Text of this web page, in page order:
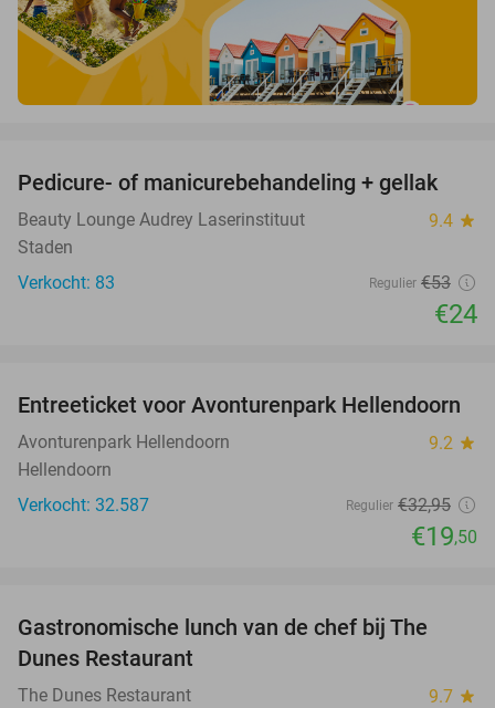
55%
Pedicure- of manicurebehandeling + gellak
Beauty Lounge Audrey Laserinstituut 9.4 star
Staden
Verkocht: 83
Regulier €53
€24
41%
Entreeticket voor Avonturenpark Hellendoorn
Avonturenpark Hellendoorn 9.2 star
Hellendoorn
Verkocht: 32.587
Regulier €32,95
€19,50
Gastronomische lunch van de chef bij The
Dunes Restaurant
The Dunes Restaurant 9.7 star